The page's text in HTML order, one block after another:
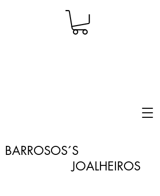
BARROSOS´S
JOALHEIROS